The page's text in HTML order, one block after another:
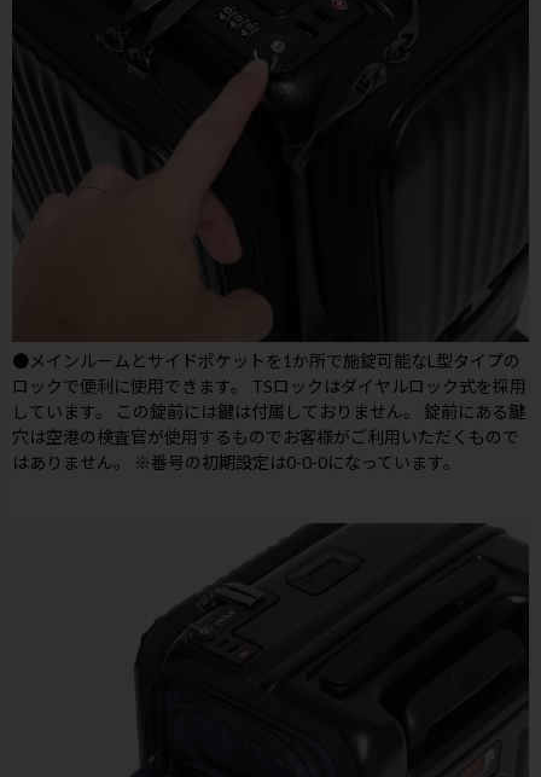
●メインルームとサイドポケットを1か所で施錠可能なL型タイプの
ロックで便利に使用できます。 TSロックはダイヤルロック式を採用
しています。 この錠前には鍵は付属しておりません。 錠前にある鍵
穴は空港の検査官が使用するものでお客様がご利用いただくもので
はありません。 ※番号の初期設定は0-0-0になっています。